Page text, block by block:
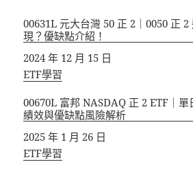
00631L 元大台灣 50 正 2｜0050 正
現？優缺點介紹！
日期
2024 年 12 月 15 日
關於
ETF學習
00670L 富邦 NASDAQ 正 2 ETF｜
績效與優缺點風險解析
日期
2025 年 1 月 26 日
關於
ETF學習